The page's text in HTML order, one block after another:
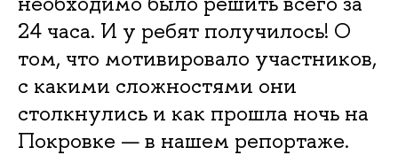
24 часа. И у ребят получилось! О
том, что мотивировало участников,
с какими сложностями они
столкнулись и как прошла ночь на
Покровке — в нашем репортаже.